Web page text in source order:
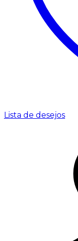
Lista de desejos